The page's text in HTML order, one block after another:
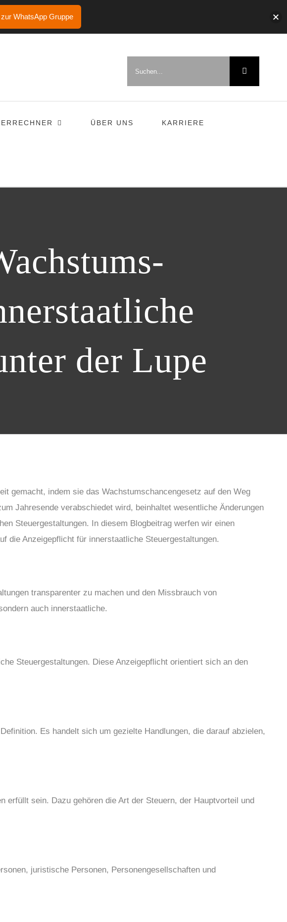
ÜBER UNS KARRIERE
der Lupe
gemacht, indem sie das Wachstumschancengesetz auf den Weg
Jahresende verabschiedet wird, beinhaltet wesentliche Änderungen
Steuergestaltungen. In diesem Blogbeitrag werfen wir einen
die Anzeigepflicht für innerstaatliche Steuergestaltungen.
transparenter zu machen und den Missbrauch von
auch innerstaatliche.
Steuergestaltungen. Diese Anzeigepflicht orientiert sich an den
Es handelt sich um gezielte Handlungen, die darauf abzielen,
erfüllt sein. Dazu gehören die Art der Steuern, der Hauptvorteil und
juristische Personen, Personengesellschaften und
WhatsApp Gruppe